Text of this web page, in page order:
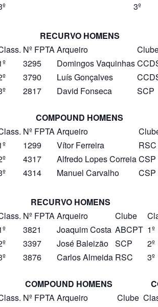
3º
RECURVO HOMENS
Nº FPTAArqueiro
3295 Domingos Vaquinhas
3790 Luís Gonçalves
2817 David Fonseca SCP
COMPOUND HOMENS
Nº FPTAArqueiro
1299 Vítor Ferreira RSC
4317 Alfredo Lopes CorreiaCSP
4314 Manuel Carvalho CSP
RECURVO HOMENS
Nº FPTAArqueiro Clube
3821 Joaquim Costa ABCPT 1º
3397 José Baleizão SCP
2º
3876 Carlos Almeida RSC 3º
COMPOUND HOMENS
Nº FPTAArqueiro Clube